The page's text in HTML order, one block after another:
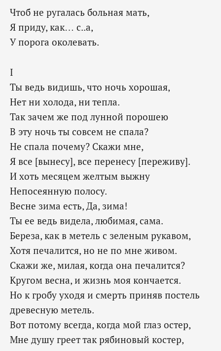
Чтоб не ругалась больная мать,
Я приду, как… с..а,
У порога околевать.
I
Ты ведь видишь, что ночь хорошая,
Нет ни холода, ни тепла.
Так зачем же под лунной порошею
В эту ночь ты совсем не спала?
Не спала почему? Скажи мне,
Я все [вынесу], все перенесу [переживу].
И хоть месяцем желтым выжну
Непосеянную полосу.
Весне зима есть, Да, зима!
Ты ее ведь видела, любимая, сама.
Береза, как в метель с зеленым рукавом,
Хотя печалится, но не по мне живом.
Скажи же, милая, когда она печалится?
Кругом весна, и жизнь моя кончается.
Но к гробу уходя и смерть приняв постель
древесную метель.
Вот потому всегда, когда мой глаз остер,
Мне душу греет так рябиновый костер,